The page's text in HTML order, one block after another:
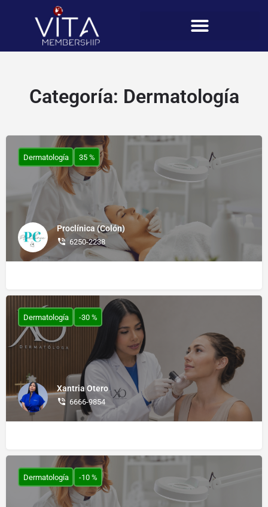
Categoría: Dermatología
Proclínica (Colón)
6250-2238
Dermatología 35 %
Xantria Otero
6666-9854
Dermatología -30 %
Dermatología -10 %